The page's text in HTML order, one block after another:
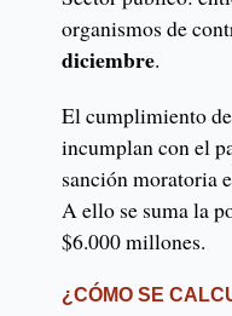
organismos de
diciembre.
El cumplimiento
incumplan con el
sanción moratoria
A ello se suma la
$6.000 millones.
¿CÓMO SE